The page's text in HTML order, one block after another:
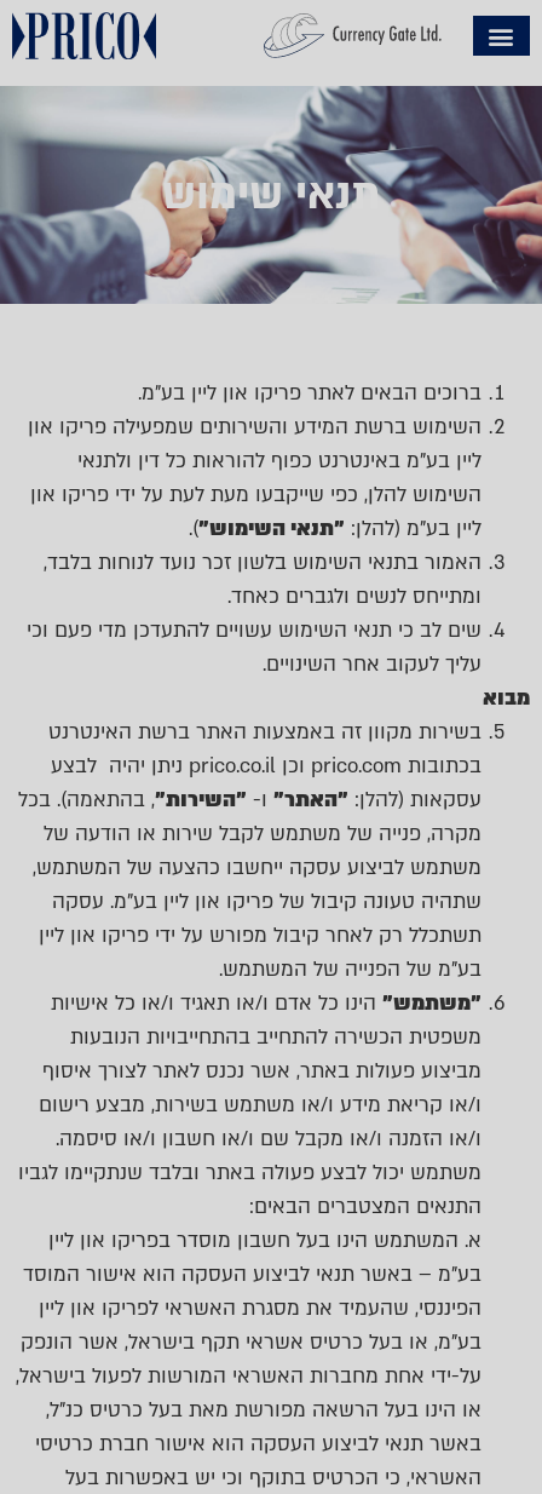
תנאי שימוש
ברוכים הבאים לאתר פריקו און ליין בע"מ.
השימוש ברשת המידע והשירותים שמפעילה פריקו און
ליין בע"מ באינטרנט כפוף להוראות כל דין ולתנאי
השימוש להלן, כפי שייקבעו מעת לעת על ידי פריקו און
ליין בע"מ (להלן: "תנאי השימוש").
האמור בתנאי השימוש בלשון זכר נועד לנוחות בלבד,
ומתייחס לנשים ולגברים כאחד.
שים לב כי תנאי השימוש עשויים להתעדכן מדי פעם וכי
עליך לעקוב אחר השינויים.
מבוא
בשירות מקוון זה באמצעות האתר ברשת האינטרנט
בכתובות prico.com וכן prico.co.il ניתן יהיה לבצע
עסקאות (להלן: "האתר" ו- "השירות", בהתאמה). בכל
מקרה, פנייה של משתמש לקבל שירות או הודעה של
משתמש לביצוע עסקה ייחשבו כהצעה של המשתמש,
שתהיה טעונה קיבול של פריקו און ליין בע"מ. עסקה
תשתכלל רק לאחר קיבול מפורש על ידי פריקו און ליין
בע"מ של הפנייה של המשתמש.
"משתמש" הינו כל אדם ו/או תאגיד ו/או כל אישיות
משפטית הכשירה להתחייב בהתחייבויות הנובעות
מביצוע פעולות באתר, אשר נכנס לאתר לצורך איסוף
ו/או קריאת מידע ו/או משתמש בשירות, מבצע רישום
ו/או הזמנה ו/או מקבל שם ו/או חשבון ו/או סיסמה.
משתמש יכול לבצע פעולה באתר ובלבד שנתקיימו לגביו
התנאים המצטברים הבאים:
א. המשתמש הינו בעל חשבון מוסדר בפריקו און ליין
בע"מ – באשר תנאי לביצוע העסקה הוא אישור המוסד
הפיננסי, שהעמיד את מסגרת האשראי לפריקו און ליין
בע"מ, או בעל כרטיס אשראי תקף בישראל, אשר הונפק
על-ידי אחת מחברות האשראי המורשות לפעול בישראל,
או הינו בעל הרשאה מפורשת מאת בעל כרטיס כנ"ל,
באשר תנאי לביצוע העסקה הוא אישור חברת כרטיסי
האשראי, כי הכרטיס בתוקף וכי יש באפשרות בעל